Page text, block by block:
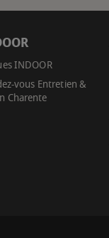
INDOOR
vous Entretien &
Charente